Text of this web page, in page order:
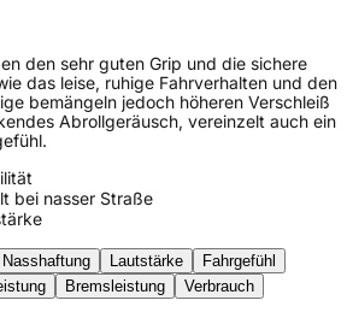
den sehr guten Grip und die sichere
das leise, ruhige Fahrverhalten und den
bemängeln jedoch höheren Verschleiß
Abrollgeräusch, vereinzelt auch ein
bei nasser Straße
Nasshaftung Lautstärke
Fahrgefühl
Bremsleistung Verbrauch